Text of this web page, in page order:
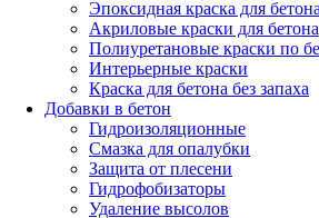
Эпоксидная краска для бетона
Акриловые краски для бетона
Полиуретановые краски по
Интерьерные краски
Краска для бетона без запаха
Добавки в бетон
Гидроизоляционные
Смазка для опалубки
Защита от плесени
Гидрофобизаторы
Удаление высолов